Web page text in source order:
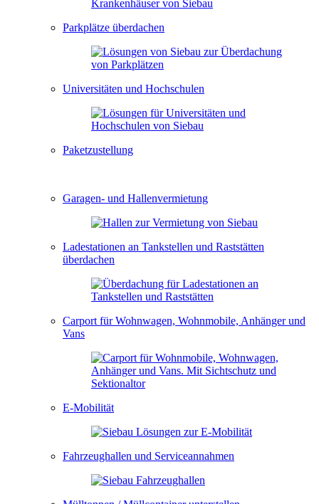
Parkplätze überdachen
Universitäten und Hochschulen
Paketzustellung
Garagen- und Hallenvermietung
Ladestationen an Tankstellen und Raststätten
überdachen
Carport für Wohnwagen, Wohnmobile, Anhänger und
Vans
E-Mobilität
Fahrzeughallen und Serviceannahmen